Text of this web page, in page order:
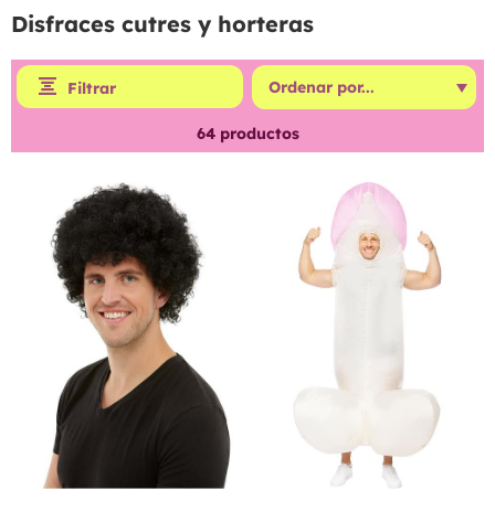
Disfraces cutres y horteras
Filtrar
64productos